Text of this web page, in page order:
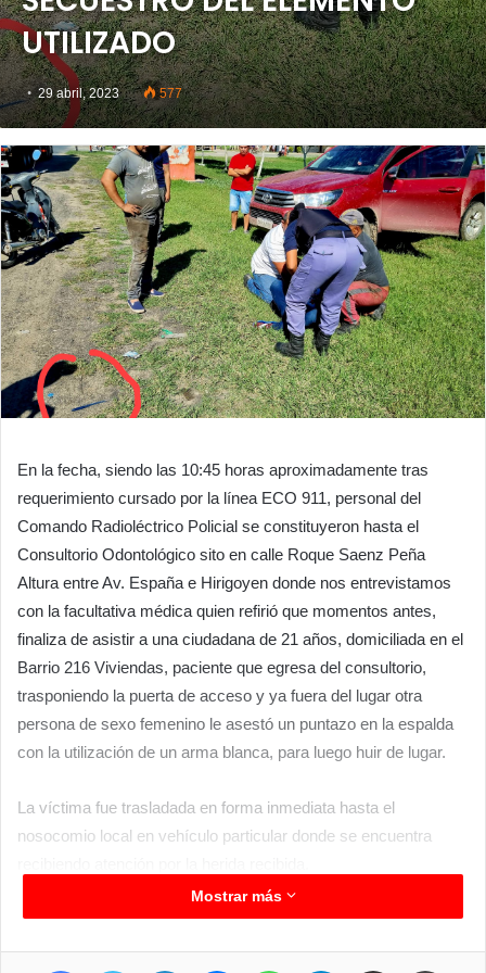
UTILIZADO
29 abril, 2023 577
En la fecha, siendo las 10:45 horas aproximadamente tras
requerimiento cursado por la línea ECO 911, personal del
Comando Radioléctrico Policial se constituyeron hasta el
Consultorio Odontológico sito en calle Roque Saenz Peña
Altura entre Av. España e Hirigoyen donde nos entrevistamos
con la facultativa médica quien refirió que momentos antes,
finaliza de asistir a una ciudadana de 21 años, domiciliada en el
Barrio 216 Viviendas, paciente que egresa del consultorio,
trasponiendo la puerta de acceso y ya fuera del lugar otra
persona de sexo femenino le asestó un puntazo en la espalda
con la utilización de un arma blanca, para luego huir de lugar.
La víctima fue trasladada en forma inmediata hasta el
nosocomio local en vehículo particular donde se encuentra
Personal Policial femenino del Comando Radioléctrico que se
encontraban realizando recorridas en averiguación de este
Mostrar más
Facebook Twitter LinkedIn MessengerWhatsApp Telegram Compartir por correo electrónico